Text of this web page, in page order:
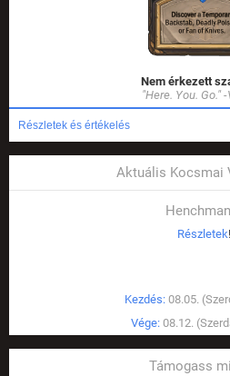
Nem érkezett
"Here. You. Go."
Részletek és értékelés
Aktuális Kocsmai
Részletek!
Kezdés: 08.05.
Vége: 08.12.
Támogass